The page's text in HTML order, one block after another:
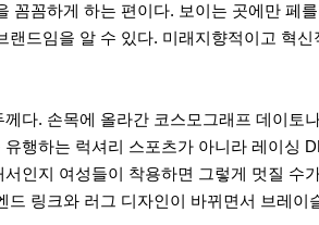
꼼하게 하는 편이다. 보이는 곳에만
드임을 알 수 있다. 미래지향적이고 혁
다. 손목에 올라간 코스모그래프 데이
행하는 럭셔리 스포츠가 아니라 레이싱
인지 여성들이 착용하면 그렇게 멋질
링크와 러그 디자인이 바뀌면서 브레